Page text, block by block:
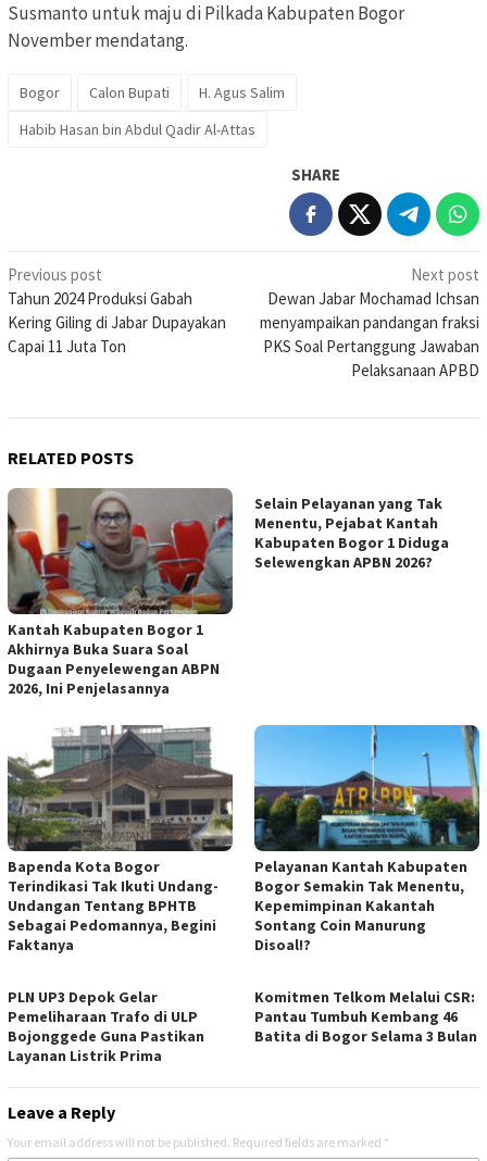
Susmanto untuk maju di Pilkada Kabupaten Bogor
November mendatang.
Bogor Calon Bupati
H. Agus Salim
Habib Hasan bin Abdul Qadir Al-Attas
SHARE
Post
navigation
Previous post
Tahun 2024 Produksi Gabah
Kering Giling di Jabar Dupayakan
Capai 11 Juta Ton
Next post
Dewan Jabar Mochamad Ichsan
menyampaikan pandangan fraksi
PKS Soal Pertanggung Jawaban
Pelaksanaan APBD
RELATED POSTS
Kantah Kabupaten Bogor 1
Akhirnya Buka Suara Soal
Dugaan Penyelewengan ABPN
2026, Ini Penjelasannya
Selain Pelayanan yang Tak
Menentu, Pejabat Kantah
Kabupaten Bogor 1 Diduga
Selewengkan APBN 2026?
Bapenda Kota Bogor
Terindikasi Tak Ikuti Undang-
Undangan Tentang BPHTB
Sebagai Pedomannya, Begini
Faktanya
Pelayanan Kantah Kabupaten
Bogor Semakin Tak Menentu,
Kepemimpinan Kakantah
Sontang Coin Manurung
Disoal!?
PLN UP3 Depok Gelar
Pemeliharaan Trafo di ULP
Bojonggede Guna Pastikan
Layanan Listrik Prima
Komitmen Telkom Melalui CSR:
Pantau Tumbuh Kembang 46
Batita di Bogor Selama 3 Bulan
Leave a Reply
Your email address will not be published. Required fields are marked *